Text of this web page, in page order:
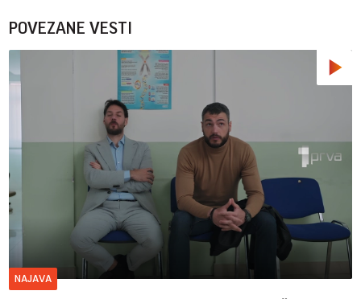
POVEZANE VESTI
NAJAVA